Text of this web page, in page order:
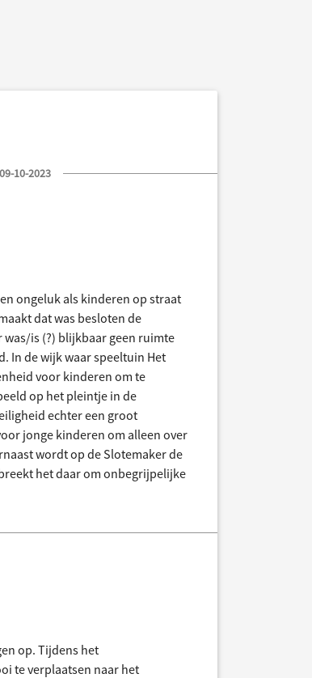
10-2023
ongeluk als kinderen op straat
dat was besloten de
is (?) blijkbaar geen ruimte
In de wijk waar speeltuin Het
voor kinderen om te
op het pleintje in de
echter een groot
jonge kinderen om alleen over
wordt op de Slotemaker de
het daar om onbegrijpelijke
op. Tijdens het
te verplaatsen naar het